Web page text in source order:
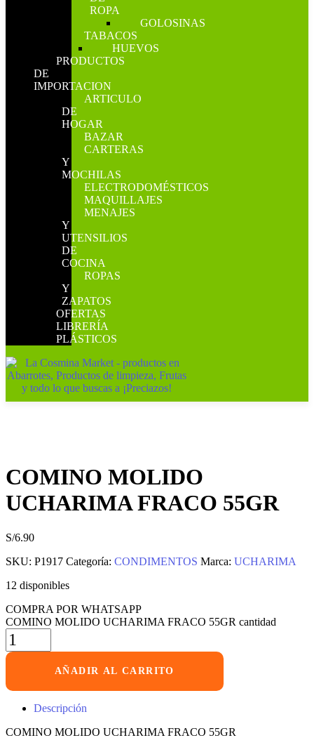
ROPA
GOLOSINAS
TABACOS
HUEVOS
PRODUCTOS
DE
IMPORTACION
ARTICULO
DE
HOGAR
BAZAR
CARTERAS
Y
MOCHILAS
ELECTRODOMÉSTICOS
MAQUILLAJES
MENAJES
Y
UTENSILIOS
DE
COCINA
ROPAS
Y
ZAPATOS
OFERTAS
LIBRERÍA
PLÁSTICOS
COMINO MOLIDO
UCHARIMA FRACO 55GR
S/6.90
SKU: P1917 Categoría: CONDIMENTOS Marca: UCHARIMA
12 disponibles
COMPRA POR WHATSAPP
COMINO MOLIDO UCHARIMA FRACO 55GR cantidad
AÑADIR AL CARRITO
Descripción
COMINO MOLIDO UCHARIMA FRACO 55GR